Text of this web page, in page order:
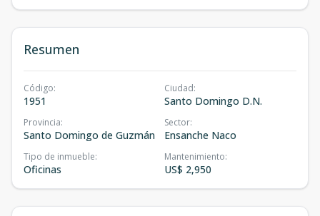
Resumen
Código:
1951
Ciudad:
Santo Domingo D.N.
Provincia:
Santo Domingo de Guzmán
Sector:
Ensanche Naco
Tipo de inmueble:
Oficinas
Mantenimiento:
US$ 2,950